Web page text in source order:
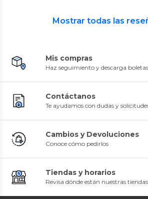
Mostrar todas las
Mis compras
Haz seguimiento y descarga boletas
Contáctanos
Te ayudamos con dudas y
Cambios y Devoluciones
Conoce cómo pedirlos
Tiendas y horarios
Revisa dónde están nuestras tiendas